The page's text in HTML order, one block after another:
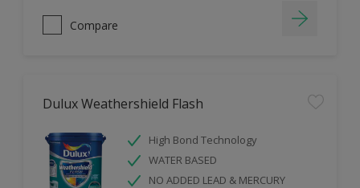
Compare
Dulux Weathershield Flash
High Bond Technology
WATER BASED
NO ADDED LEAD & MERCURY